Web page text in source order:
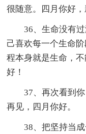
很随意。四月你好
36、生命没有过
己喜欢每一个生命
程本身就是生命，
好！
37、再次看到你
再见，四月你好。
38、把坚持当成